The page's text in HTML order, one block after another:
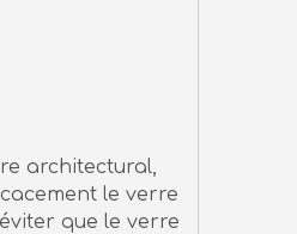
architectural,
le verre
que le verre